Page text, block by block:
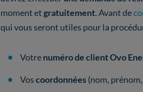
moment etgratuitement. Avant de
qui vous seront utiles pour la
Votrenuméro de client Ovo
Voscoordonnées (nom,